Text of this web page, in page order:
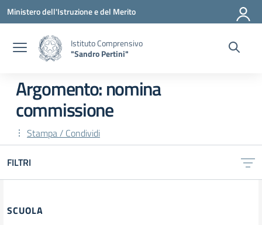
Vai ai contenuti
Vai al menu di navigazione
Vai al footer
Ministero dell'Istruzione e del Merito
Istituto Comprensivo
"Sandro Pertini"
Argomento: nomina
commissione
Stampa / Condividi
FILTRI
SCUOLA